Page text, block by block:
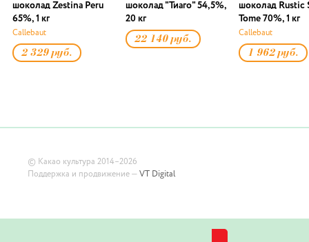
шоколад Zestina Peru
65%, 1 кг
Callebaut
2 329 руб.
шоколад "Тиаго" 54,5%,
20 кг
22 140 руб.
шоколад Rustic
Tome 70%, 1 кг
Callebaut
1 962 руб.
© Какао культура 2014–2026
Поддержка и продвижение — VT Digital